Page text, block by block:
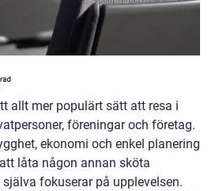
allt mer populärt sätt att resa i
föreningar och företag.
ekonomi och enkel planering
låta någon annan sköta
fokuserar på upplevelsen.